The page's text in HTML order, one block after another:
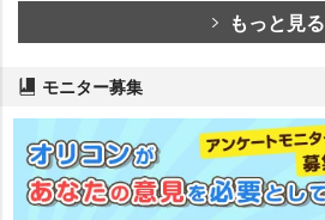
もっと見る
モニター募集